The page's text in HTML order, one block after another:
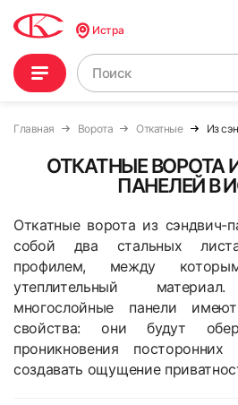
Истра
Главная Ворота Откатные Из
ОТКАТНЫЕ ВОРОТА
ПАНЕЛЕЙ В
Откатные ворота из сэндвич-
собой два стальных
профилем, между
утеплительный
многослойные панели
свойства: они будут
проникновения
создавать ощущение